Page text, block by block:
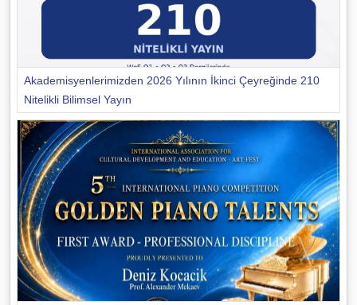
Akademisyenlerimizden 2026 Yılının İkinci Çeyreğinde 210
Nitelikli Bilimsel Yayın